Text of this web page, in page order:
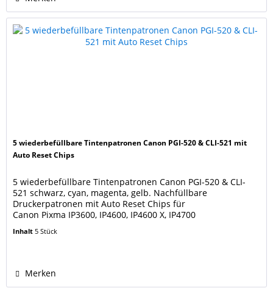
5 wiederbefüllbare Tintenpatronen Canon PGI-520 & CLI-521 mit
Auto Reset Chips
5 wiederbefüllbare Tintenpatronen Canon PGI-520 & CLI-
521 schwarz, cyan, magenta, gelb. Nachfüllbare
Druckerpatronen mit Auto Reset Chips für
Canon Pixma IP3600, IP4600, IP4600 X, IP4700
R, MP980, MP990 Canon Pixma MX860, MX870 Ersetzen die
Inhalt 5 Stück
Merken